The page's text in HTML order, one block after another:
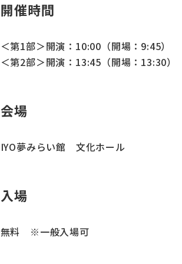
開催時間
＜第1部＞開演：10:00（開場：9:45）
＜第2部＞開演：13:45（開場：13:30）
会場
IYO夢みらい館 文化ホール
入場
無料 ※一般入場可